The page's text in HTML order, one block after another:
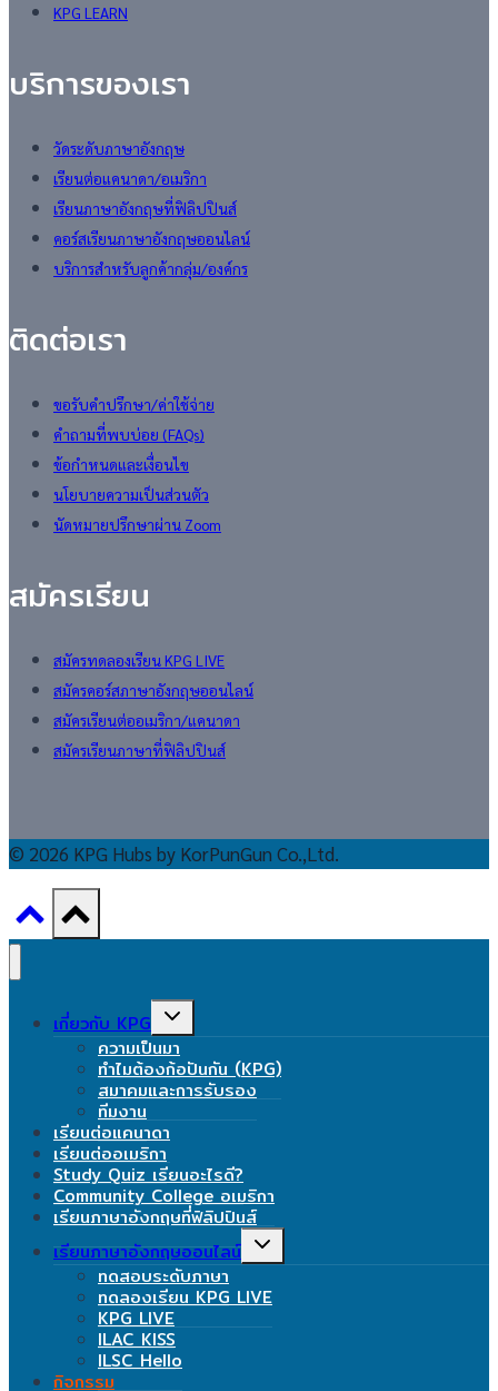
KPG LEARN
บริการของเรา
วัดระดับภาษาอังกฤษ
เรียนต่อแคนาดา/อเมริกา
เรียนภาษาอังกฤษที่ฟิลิปปินส์
คอร์สเรียนภาษาอังกฤษออนไลน์
บริการสำหรับลูกค้ากลุ่ม/องค์กร
ติดต่อเรา
ขอรับคำปรึกษา/ค่าใช้จ่าย
คำถามที่พบบ่อย (FAQs)
ข้อกำหนดและเงื่อนไข
นโยบายความเป็นส่วนตัว
นัดหมายปรึกษาผ่าน Zoom
สมัครเรียน
สมัครทดลองเรียน KPG LIVE
สมัครคอร์สภาษาอังกฤษออนไลน์
สมัครเรียนต่ออเมริกา/แคนาดา
สมัครเรียนภาษาที่ฟิลิปปินส์
© 2026 KPG Hubs by KorPunGun Co.,Ltd.
เกี่ยวกับ KPG
Toggle
child
menu
ความเป็นมา
ทำไมต้องก้อปันกัน (KPG)
สมาคมและการรับรอง
ทีมงาน
เรียนต่อแคนาดา
เรียนต่ออเมริกา
Study Quiz เรียนอะไรดี?
Community College อเมริกา
เรียนภาษาอังกฤษที่ฟิลิปปินส์
เรียนภาษาอังกฤษออนไลน์
Toggle
child
menu
ทดสอบระดับภาษา
ทดลองเรียน KPG LIVE
KPG LIVE
ILAC KISS
ILSC Hello
กิจกรรม